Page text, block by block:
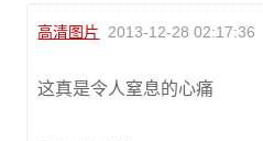
高清图片 2013-12-28 02:17:36
这真是令人窒息的心痛